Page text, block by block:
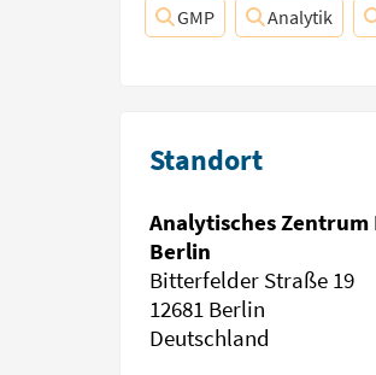
GMP Analytik
Standort
Analytisches Zentrum
Berlin
Bitterfelder Straße 19
12681 Berlin
Deutschland